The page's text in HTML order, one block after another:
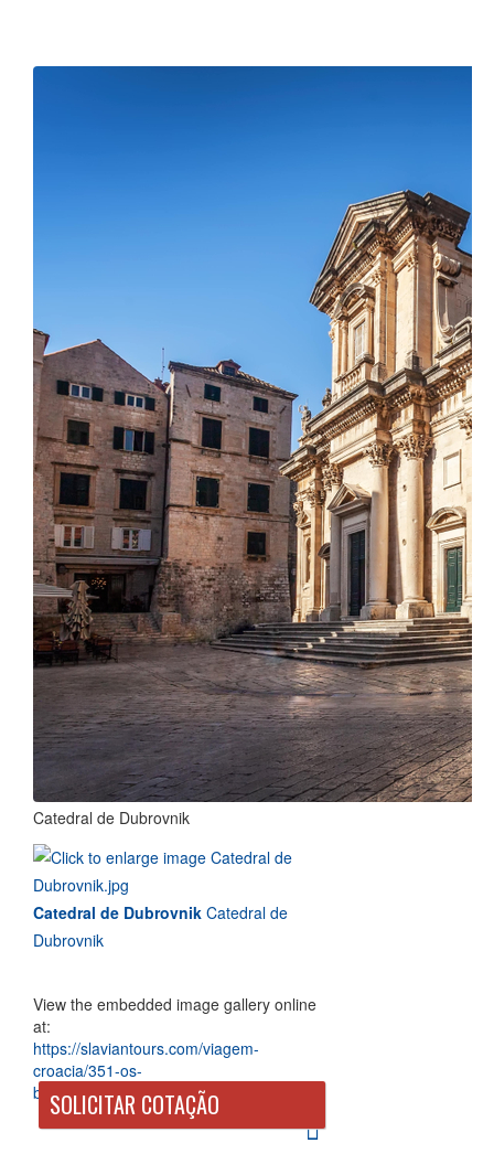
Catedral de Dubrovnik
Catedral de Dubrovnik Catedral de
Dubrovnik
View the embedded image gallery online
at:
https://slaviantours.com/viagem-
croacia/351-os-
balcas#sigProIde1f2975b91
ㅤㅤSOLICITAR COTAÇÃO